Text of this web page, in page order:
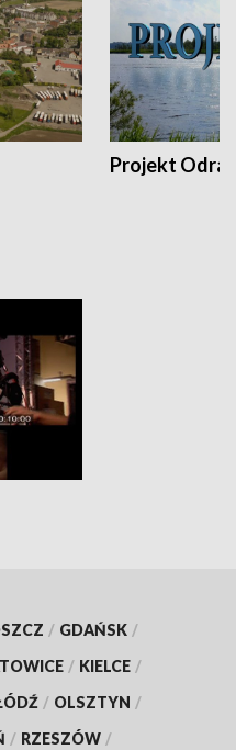
Projekt Odra
/ GDAŃSK /
/ KIELCE /
/ OLSZTYN /
/ RZESZÓW /